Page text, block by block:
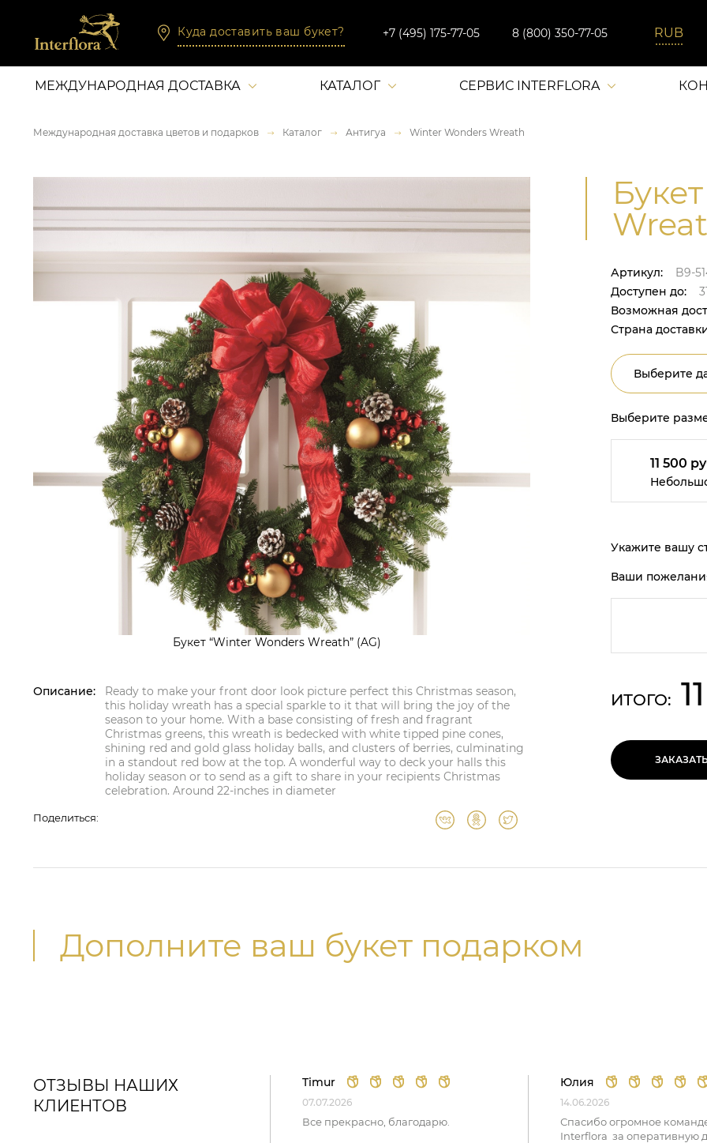
Куда доставить ваш букет? +7 (495) 175-77-05 8 (800) 350-77-05
МЕЖДУНАРОДНАЯ ДОСТАВКА КАТАЛОГ СЕРВИС INTERFLORA
Международная доставка цветов и подарков Каталог Антигуа Winter Wonders Wreath
Букет “Winter Wonders Wreath” (AG)
Описание:
Ready to make your front door look picture perfect this Christmas season,
this holiday wreath has a special sparkle to it that will bring the joy of the
season to your home. With a base consisting of fresh and fragrant
Christmas greens, this wreath is bedecked with white tipped pine cones,
shining red and gold glass holiday balls, and clusters of berries, culminating
in a standout red bow at the top. A wonderful way to deck your halls this
holiday season or to send as a gift to share in your recipients Christmas
celebration. Around 22-inches in diameter
Поделиться:
Артикул:
B9-
Доступен до:
Возможная
Страна
Выберите
Выберите
11 500
Укажите вашу
Ваши
ИТОГО:
Дополните ваш букет подарком
ОТЗЫВЫ НАШИХ
КЛИЕНТОВ
Timur
07.07.2026
Все прекрасно, благодарю.
Юлия
14.06.2026
Спасибо огромное
Interflora за оперативную